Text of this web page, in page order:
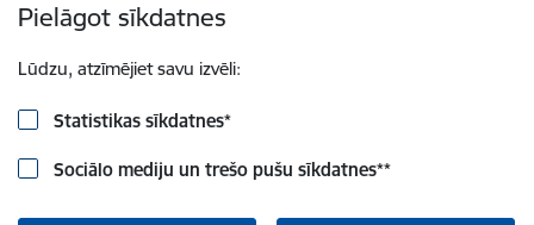
Pielāgot sīkdatnes
Lūdzu, atzīmējiet savu izvēli:
Statistikas sīkdatnes*
Sociālo mediju un trešo pušu sīkdatnes**